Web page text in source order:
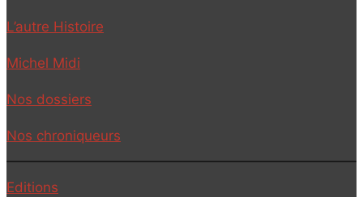
L’autre Histoire
Michel Midi
Nos dossiers
Nos chroniqueurs
Editions